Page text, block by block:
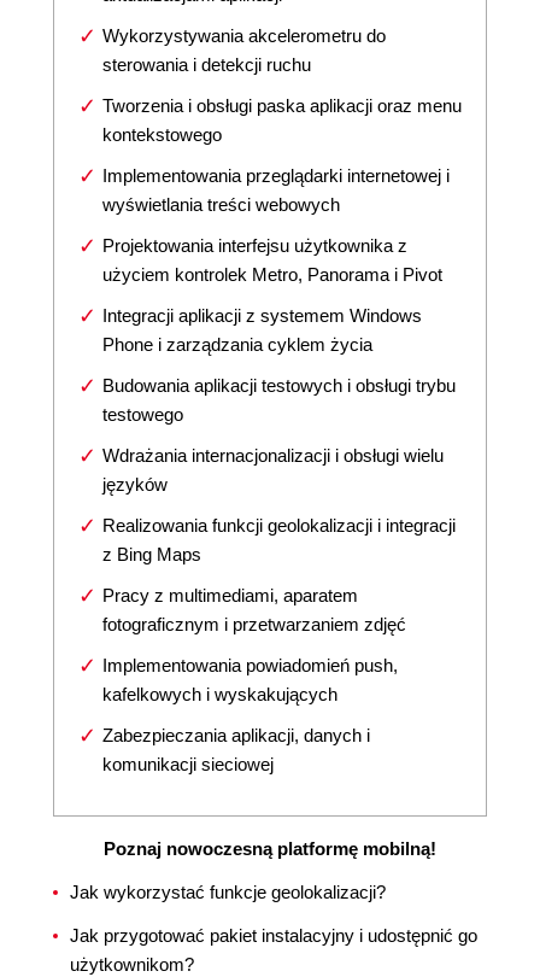
Wykorzystywania akcelerometru do
sterowania i detekcji ruchu
Tworzenia i obsługi paska aplikacji oraz menu
kontekstowego
Implementowania przeglądarki internetowej i
wyświetlania treści webowych
Projektowania interfejsu użytkownika z
użyciem kontrolek Metro, Panorama i Pivot
Integracji aplikacji z systemem Windows
Phone i zarządzania cyklem życia
Budowania aplikacji testowych i obsługi trybu
testowego
Wdrażania internacjonalizacji i obsługi wielu
języków
Realizowania funkcji geolokalizacji i integracji
z Bing Maps
Pracy z multimediami, aparatem
fotograficznym i przetwarzaniem zdjęć
Implementowania powiadomień push,
kafelkowych i wyskakujących
Zabezpieczania aplikacji, danych i
komunikacji sieciowej
Poznaj nowoczesną platformę mobilną!
Jak wykorzystać funkcje geolokalizacji?
Jak przygotować pakiet instalacyjny i udostępnić go
użytkownikom?